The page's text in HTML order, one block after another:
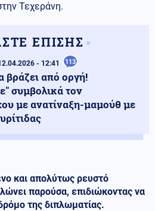
Τεχεράνη.
ΕΠΙΣΗΣ
- 12:41 113
βράζει από οργή!
συμβολικά τον
με ανατίναξη-μαμούθ με
και απολύτως ρευστό
παρούσα, επιδιώκοντας να
της διπλωματίας.